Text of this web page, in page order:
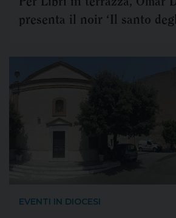
presenta il noir ‘Il santo
EVENTI IN DIOCESI